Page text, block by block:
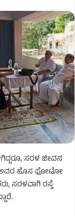
ಸರಳ ಜೀವನ
ಅವರ ಹೊಸ ಫೋಟೋ
ಸರಳವಾಗಿ ರಸ್ತೆ